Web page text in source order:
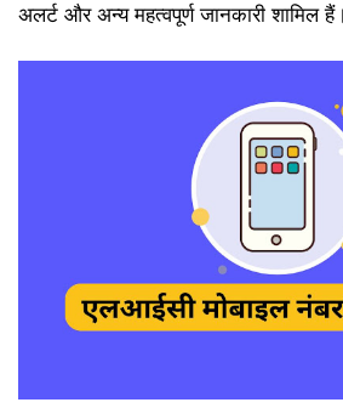
अलर्ट और अन्य महत्वपूर्ण जानकारी शामिल हैं।